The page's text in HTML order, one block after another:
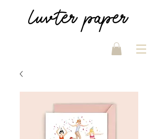
luvter paper